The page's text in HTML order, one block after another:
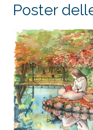
Poster